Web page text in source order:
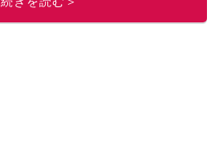
このイチオシストの他の記事を読む